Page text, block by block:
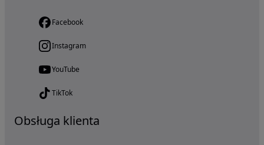
Facebook
Instagram
YouTube
TikTok
Obsługa klienta